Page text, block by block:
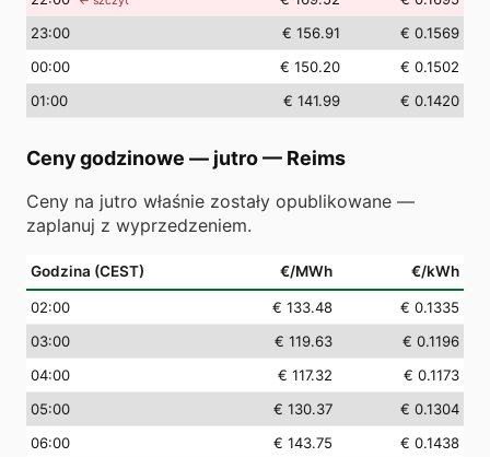
23:00 € 156.91
€ 0.1569
00:00 € 150.20
€ 0.1502
01:00 € 141.99 € 0.1420
Ceny godzinowe — jutro— Reims
Ceny na jutro właśnie zostały opublikowane —
zaplanuj z wyprzedzeniem.
Godzina (CEST) €/MWh €/kWh
02:00 € 133.48
€ 0.1335
03:00 € 119.63
€ 0.1196
04:00 € 117.32
€ 0.1173
05:00 € 130.37
€ 0.1304
06:00 € 143.75
€ 0.1438